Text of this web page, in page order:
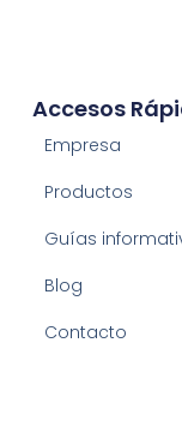
Accesos
Empresa
Productos
Guías
Blog
Contacto